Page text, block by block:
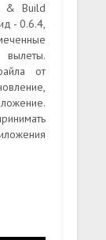
& Build
- 0.6.4,
от